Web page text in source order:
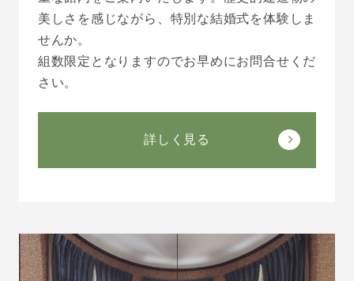
美しさを感じながら、特別な結婚式を体験しま
せんか。
組数限定となりますのでお早めにお問合せくだ
さい。
詳しく見る